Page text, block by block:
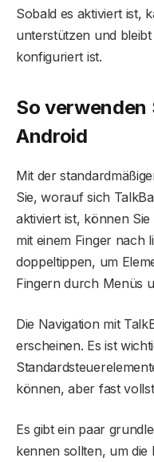
Sobald es aktiviert ist,
unterstützen und
konfiguriert ist.
So verwenden
Android
Mit der
Sie, worauf sich
aktiviert ist, können
mit einem Finger nach
doppeltippen, um
Fingern durch Menüs
Die Navigation mit
erscheinen. Es ist
können, aber fast
Es gibt ein paar
kennen sollten, um